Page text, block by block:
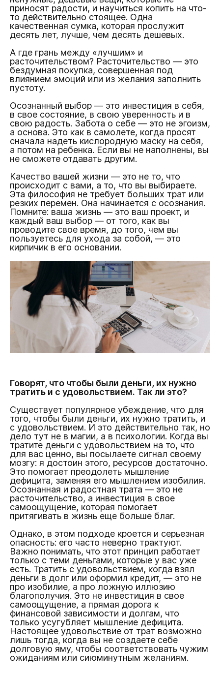
приносят радости, и научиться копить на что-
то действительно стоящее. Одна
качественная сумка, которая прослужит
десять лет, лучше, чем десять дешевых.
А где грань между «лучшим» и
расточительством? Расточительство — это
бездумная покупка, совершенная под
влиянием эмоций или из желания заполнить
пустоту.
Осознанный выбор — это инвестиция в себя,
в свое состояние, в свою уверенность и в
свою радость. Забота о себе — это не эгоизм,
а основа. Это как в самолете, когда просят
сначала надеть кислородную маску на себя,
а потом на ребенка. Если вы не наполнены, вы
не сможете отдавать другим.
Качество вашей жизни — это не то, что
происходит с вами, а то, что вы выбираете.
Эта философия не требует больших трат или
резких перемен. Она начинается с осознания.
Помните: ваша жизнь — это ваш проект, и
каждый ваш выбор — от того, как вы
проводите свое время, до того, чем вы
пользуетесь для ухода за собой, — это
кирпичик в его основании.
Говорят, что чтобы были деньги, их нужно
тратить и с удовольствием. Так ли это?
Существует популярное убеждение, что для
того, чтобы были деньги, их нужно тратить, и
с удовольствием. И это действительно так, но
дело тут не в магии, а в психологии. Когда вы
тратите деньги с удовольствием на то, что
для вас ценно, вы посылаете сигнал своему
мозгу: я достоин этого, ресурсов достаточно.
Это помогает преодолеть мышление
дефицита, заменяя его мышлением изобилия.
Осознанная и радостная трата — это не
расточительство, а инвестиция в свое
самоощущение, которая помогает
притягивать в жизнь еще больше благ.
Однако, в этом подходе кроется и серьезная
опасность: его часто неверно трактуют.
Важно понимать, что этот принцип работает
только с теми деньгами, которые у вас уже
есть. Тратить с удовольствием, когда взял
деньги в долг или оформил кредит, — это не
про изобилие, а про ложную иллюзию
благополучия. Это не инвестиция в свое
самоощущение, а прямая дорога к
финансовой зависимости и долгам, что
только усугубляет мышление дефицита.
Настоящее удовольствие от трат возможно
лишь тогда, когда вы не создаете себе
долговую яму, чтобы соответствовать чужим
ожиданиям или сиюминутным желаниям.